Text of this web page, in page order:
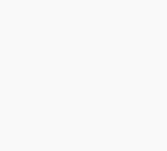
que le